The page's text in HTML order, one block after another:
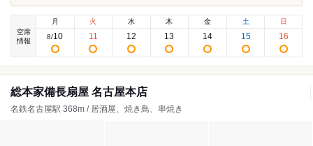
空席
情報
月
8/10
火
11
水
12
木
13
金
14
土
15
日
16
総本家備長扇屋 名古屋本店
名鉄名古屋駅 368m / 居酒屋、焼き鳥、串焼き